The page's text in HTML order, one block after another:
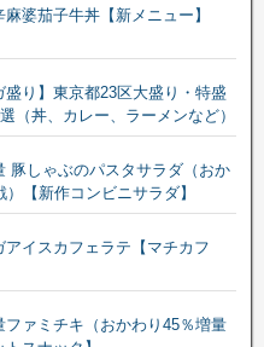
麻婆茄子牛丼【新メニュー】
盛り】東京都23区大盛り・特盛
（丼、カレー、ラーメンなど）
豚しゃぶのパスタサラダ（おか
【新作コンビニサラダ】
アイスカフェラテ【マチカフ
ファミチキ（おかわり45％増量